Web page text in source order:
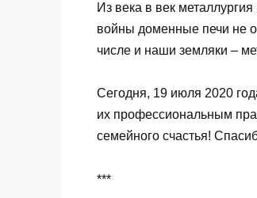
Из века в век
войны доменные печи не
числе и наши земляки –
Сегодня, 19 июля 2020
их профессиональным
семейного счастья!
***